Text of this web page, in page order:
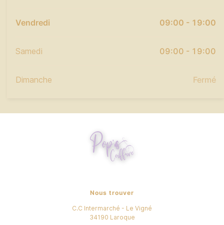
Vendredi 09:00 - 19:00
Samedi 09:00 - 19:00
Dimanche Fermé
Nous trouver
C.C Intermarché - Le Vigné
34190 Laroque